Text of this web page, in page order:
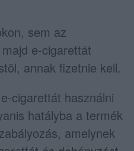
sem az
e-cigarettát
annak fizetnie kell.
cigarettát használni
hatályba a termék
amelynek